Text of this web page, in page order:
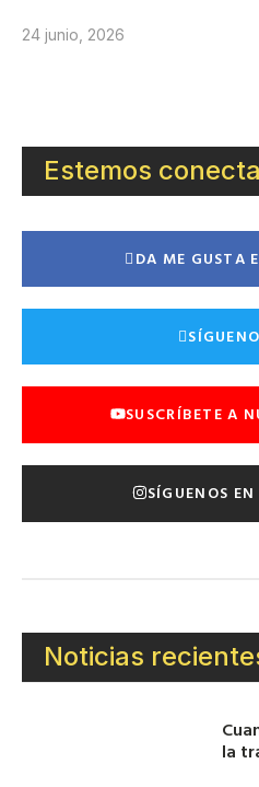
24 junio, 2026
Estemos
DA ME GUSTA
SUSCRÍBETE A
SÍGUENOS
Noticias
la